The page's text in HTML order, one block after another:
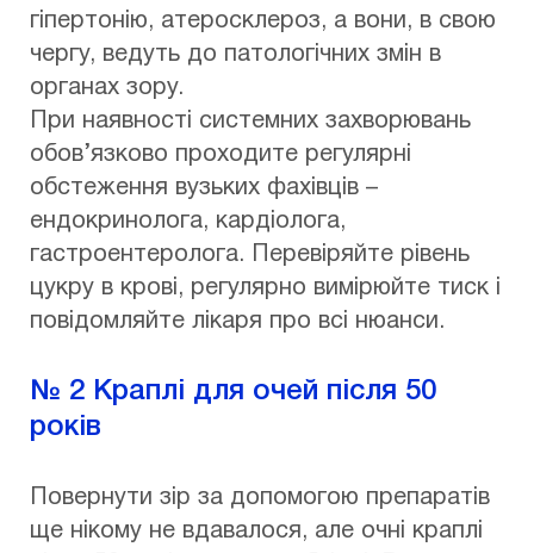
гіпертонію, атеросклероз, а вони, в свою
чергу, ведуть до патологічних змін в
органах зору.
При наявності системних захворювань
обов’язково проходите регулярні
обстеження вузьких фахівців –
ендокринолога, кардіолога,
гастроентеролога. Перевіряйте рівень
цукру в крові, регулярно вимірюйте тиск і
повідомляйте лікаря про всі нюанси.
№ 2 Краплі для очей після 50
років
Повернути зір за допомогою препаратів
ще нікому не вдавалося, але очні краплі